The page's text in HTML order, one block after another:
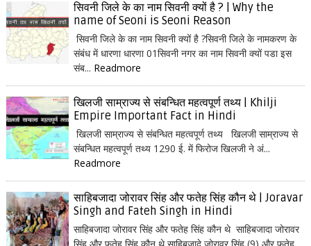
सिवनी जिले के का नाम सिवनी क्यों है ? | Why the
name of Seoni is Seoni Reason
सिवनी जिले के का नाम सिवनी क्यों है ?सिवनी जिले के नामकरण के
संबंध में धारणा धारणा 01सिवनी नगर का नाम सिवनी क्यों पडा इस
संब... Readmore
खिलजी साम्राज्य से संबन्धित महत्वपूर्ण तथ्य | Khilji
Empire Important Fact in Hindi
खिलजी साम्राज्य से संबन्धित महत्वपूर्ण तथ्य खिलजी साम्राज्य से
संबन्धित महत्वपूर्ण तथ्य 1290 ई. में फिरोज खिलजी ने अं...
Readmore
साहिबजादा जोरावर सिंह और फतेह सिंह कौन थे | Joravar
Singh and Fateh Singh in Hindi
साहिबजादा जोरावर सिंह और फतेह सिंह कौन थे साहिबजादा जोरावर